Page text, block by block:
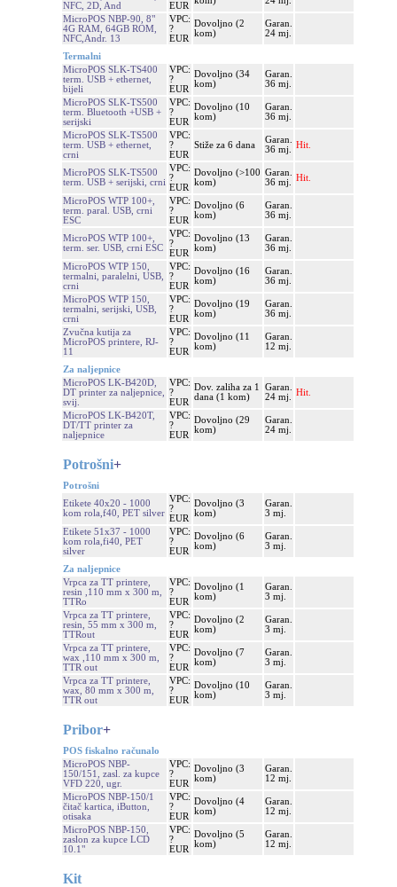
NFC, 2D, And
EUR
MicroPOS NBP-90, 8"
4G RAM, 64GB ROM,
NFC,Andr. 13
VPC:
?
EUR
Dovoljno (2
kom)
Garan.
24 mj.
Termalni
MicroPOS SLK-TS400
term. USB + ethernet,
bijeli
VPC:
?
EUR
Dovoljno (34
kom)
Garan.
36 mj.
MicroPOS SLK-TS500
term. Bluetooth +USB +
serijski
VPC:
?
EUR
Dovoljno (10
kom)
Garan.
36 mj.
MicroPOS SLK-TS500
term. USB + ethernet,
crni
VPC:
?
EUR
Stiže za 6 dana
Garan.
36 mj.
Hit.
MicroPOS SLK-TS500
term. USB + serijski, crni
VPC:
?
EUR
Dovoljno (>100
kom)
Garan.
36 mj.
Hit.
MicroPOS WTP 100+,
term. paral. USB, crni
ESC
VPC:
?
EUR
Dovoljno (6
kom)
Garan.
36 mj.
MicroPOS WTP 100+,
term. ser. USB, crni ESC
VPC:
?
EUR
Dovoljno (13
kom)
Garan.
36 mj.
MicroPOS WTP 150,
termalni, paralelni, USB,
crni
VPC:
?
EUR
Dovoljno (16
kom)
Garan.
36 mj.
MicroPOS WTP 150,
termalni, serijski, USB,
crni
VPC:
?
EUR
Dovoljno (19
kom)
Garan.
36 mj.
Zvučna kutija za
MicroPOS printere, RJ-
11
VPC:
?
EUR
Dovoljno (11
kom)
Garan.
12 mj.
Za naljepnice
MicroPOS LK-B420D,
DT printer za naljepnice,
svij.
VPC:
?
EUR
Dov. zaliha za 1
dana (1 kom)
Garan.
24 mj.
Hit.
MicroPOS LK-B420T,
DT/TT printer za
naljepnice
VPC:
?
EUR
Dovoljno (29
kom)
Garan.
24 mj.
Potrošni+
Potrošni
Etikete 40x20 - 1000
kom rola,f40, PET silver
VPC:
?
EUR
Dovoljno (3
kom)
Garan.
3 mj.
Etikete 51x37 - 1000
kom rola,fi40, PET
silver
VPC:
?
EUR
Dovoljno (6
kom)
Garan.
3 mj.
Za naljepnice
Vrpca za TT printere,
resin ,110 mm x 300 m,
TTRo
VPC:
?
EUR
Dovoljno (1
kom)
Garan.
3 mj.
Vrpca za TT printere,
resin, 55 mm x 300 m,
TTRout
VPC:
?
EUR
Dovoljno (2
kom)
Garan.
3 mj.
Vrpca za TT printere,
wax ,110 mm x 300 m,
TTR out
VPC:
?
EUR
Dovoljno (7
kom)
Garan.
3 mj.
Vrpca za TT printere,
wax, 80 mm x 300 m,
TTR out
VPC:
?
EUR
Dovoljno (10
kom)
Garan.
3 mj.
Pribor+
POS fiskalno računalo
MicroPOS NBP-
150/151, zasl. za kupce
VFD 220, ugr.
VPC:
?
EUR
Dovoljno (3
kom)
Garan.
12 mj.
MicroPOS NBP-150/1
čitač kartica, iButton,
otisaka
VPC:
?
EUR
Dovoljno (4
kom)
Garan.
12 mj.
MicroPOS NBP-150,
zaslon za kupce LCD
10.1"
VPC:
?
EUR
Dovoljno (5
kom)
Garan.
12 mj.
Kit